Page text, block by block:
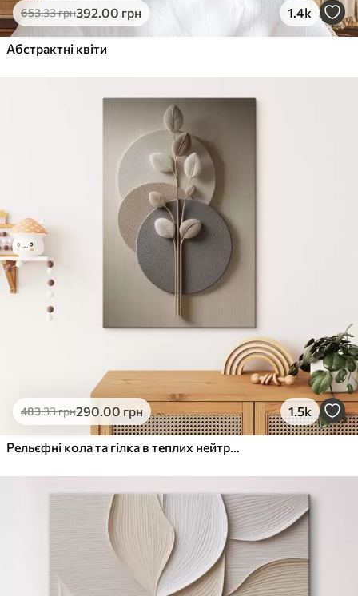
653.33грн392.00 грн 1.4k
Абстрактні квіти
483.33грн290.00 грн 1.5k
Рельєфні кола та гілка в теплих нейтральних тонах